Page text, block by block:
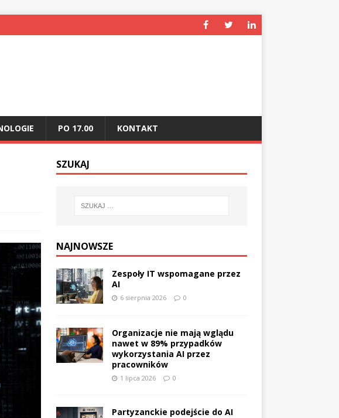
PO 17.00 KONTAKT
SZUKAJ
NAJNOWSZE
Zespoły IT wspomagane przez
AI
6 sierpnia 2026 0
Organizacje nie mają wglądu
nawet w 89% przypadków
wykorzystania AI przez
pracowników
1 lipca 2026 0
Partyzanckie podejście do AI